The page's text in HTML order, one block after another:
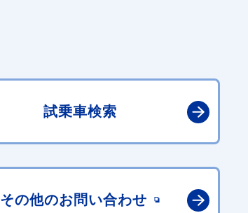
試乗車検索
その他のお問い合わせ